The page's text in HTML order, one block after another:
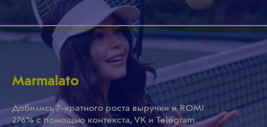
Marmalato
Добились 7-кратного роста выручки и ROMI
276% с помощью контекста, VK и Telegram